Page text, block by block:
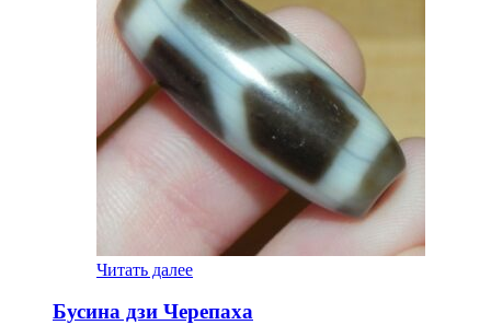
Читать далее
Бусина дзи Черепаха